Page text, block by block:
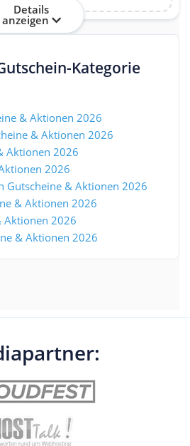
Details
anzeigen
Kategorie
& Aktionen 2026
& Aktionen 2026
Aktionen 2026
2026
Gutscheine & Aktionen 2026
& Aktionen 2026
Aktionen 2026
& Aktionen 2026